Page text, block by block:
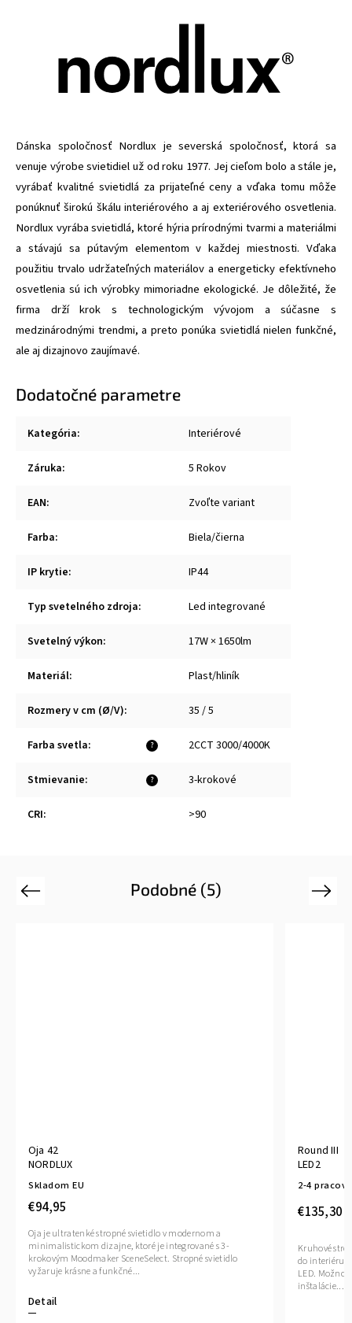
Dánska spoločnosť Nordlux je severská spoločnosť, ktorá sa
venuje výrobe svietidiel už od roku 1977. Jej cieľom bolo a stále je,
vyrábať kvalitné svietidlá za prijateľné ceny a vďaka tomu môže
ponúknuť širokú škálu interiérového a aj exteriérového osvetlenia.
Nordlux vyrába svietidlá, ktoré hýria prírodnými tvarmi a materiálmi
a stávajú sa pútavým elementom v každej miestnosti. Vďaka
použitiu trvalo udržateľných materiálov a energeticky efektívneho
osvetlenia sú ich výrobky mimoriadne ekologické. Je dôležité, že
firma drží krok s technologickým vývojom a súčasne s
medzinárodnými trendmi, a preto ponúka svietidlá nielen funkčné,
ale aj dizajnovo zaujímavé.
Dodatočné parametre
Kategória: Interiérové
Záruka: 5 Rokov
EAN: Zvoľte variant
Farba: Biela/čierna
IP krytie: IP44
Typ svetelného zdroja: Led integrované
Svetelný výkon: 17W × 1650lm
Materiál: Plast/hliník
Rozmery v cm (Ø/V): 35 / 5
?
Farba svetla: 2CCT 3000/4000K
?
Stmievanie: 3-krokové
CRI: >90
Podobné (5)
Previous
Oja 42
NORDLUX
Skladom EU
€94,95
Detail
Oja je ultratenké stropné svietidlo v modernom a
minimalistickom dizajne, ktoré je integrované s 3-
krokovým Moodmaker SceneSelect. Stropné svietidlo
vyžaruje krásne a funkčné...
Round III
LED2
2-4
€135,30
Kruhové
do interiéru
LED.
inštalácie....
Next